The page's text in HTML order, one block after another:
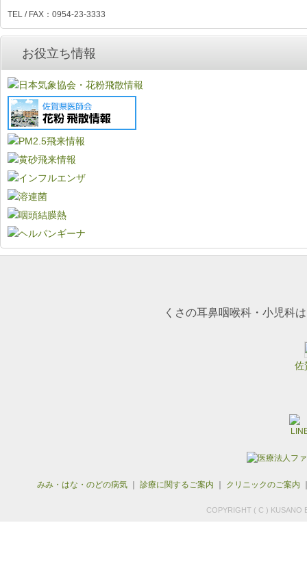
TEL / FAX：0954-23-3333
お役立ち情報
くさの耳鼻咽喉科・小児科
佐
みみ・はな・のどの病気 診療に関するご案内 クリニックのご案内
COPYRIGHT ( C ) KUSANO